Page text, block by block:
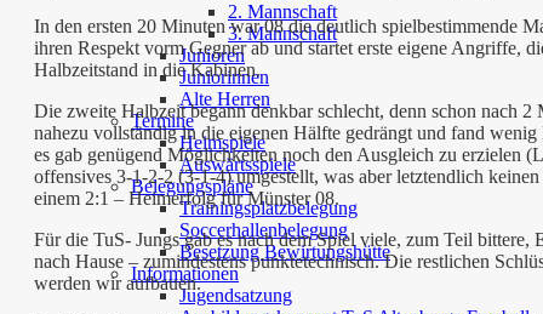
2. Mannschaft
3. Mannschaft
Junioren
Juniorinnen
Alte Herren
Termine
Heimspiele
Auswärtsspiele
Belegungspläne
Trainingsplatzbelegung
Soccerhallenbelegung
Besetzung Bewirtungshütte
Informationen
Jugendsatzung
In den ersten 20 Minuten war 08 die deutlich spielbestimmende
ihren Respekt vorm Gegner ab und startet erste eigene Angriffe,
Halbzeitstand in die Kabinen.
Die zweite Halbzeit begann denkbar schlecht, denn schon nach
nahezu vollständig in die eigenen Hälfte gedrängt und fand
es gab genügend Möglichkeiten noch den Ausgleich zu erzielen
offensives 3-1-2-2 (3-1-4) umgestellt, was aber letztendlich
einem 2:1 – Heimerfolg für Münster 08.
Für die TuS- Jungs gab es nach dem Spiel viele, zum Teil
nach Hause – zumindestens punktetechnisch. Die restlichen
werden wir aufbauen.